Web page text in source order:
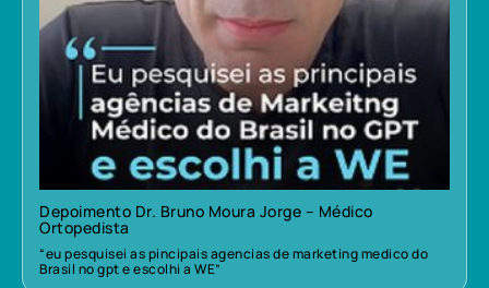
Depoimento Dr. Bruno Moura Jorge – Médico
Ortopedista
“eu pesquisei as pincipais agencias de marketing medico do
Brasil no gpt e escolhi a WE”